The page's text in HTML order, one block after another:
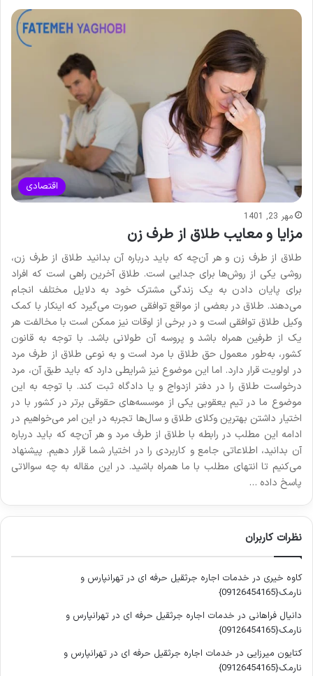
اقتصادی
مهر 23, 1401
مزایا و معایب طلاق از طرف زن
طلاق از طرف زن و هر آن‌چه که باید درباره آن بدانید طلاق از طرف زن،
روشی یکی از روش‌ها برای جدایی است. طلاق آخرین راهی است که افراد
برای پایان دادن به یک زندگی مشترک خود به دلایل مختلف انجام
می‌دهند. طلاق در بعضی از مواقع توافقی صورت می‌گیرد که اینکار با کمک
وکیل طلاق توافقی است و در برخی از اوقات نیز ممکن است با مخالفت هر
یک از طرفین همراه باشد و پروسه آن طولانی باشد. با توجه به قانون
کشور، به‌طور معمول حق طلاق با مرد است و به نوعی طلاق از طرف مرد
در اولویت قرار دارد. اما این موضوع نیز شرایطی دارد که باید طبق آن، مرد
درخواست طلاق را در دفتر ازدواج و یا دادگاه ثبت کند. با توجه به این
موضوع ما در تیم یعقوبی یکی از موسسه‌های حقوقی برتر در کشور با در
اختیار داشتن بهترین وکلای طلاق و سال‌ها تجربه در این امر می‌خواهیم در
ادامه این مطلب در رابطه با طلاق از طرف مرد و هر آن‌چه که باید درباره
آن بدانید، اطلاعاتی جامع و کاربردی را در اختیار شما قرار دهیم. پیشنهاد
می‌کنیم تا انتهای مطلب با ما همراه باشید. در این مقاله به چه سوالاتی
پاسخ داده …
نظرات کاربران
کاوه خیری در خدمات اجاره جرثقیل حرفه ای در تهرانپارس و
نارمک{09126454165}
دانیال فراهانی در خدمات اجاره جرثقیل حرفه ای در تهرانپارس و
نارمک{09126454165}
کتایون میرزایی در خدمات اجاره جرثقیل حرفه ای در تهرانپارس و
نارمک{09126454165}